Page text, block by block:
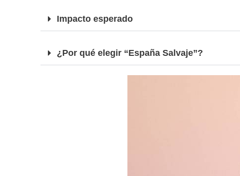
Impacto esperado
¿Por qué elegir “España Salvaje”?